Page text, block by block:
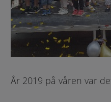
År 2019 på våren var